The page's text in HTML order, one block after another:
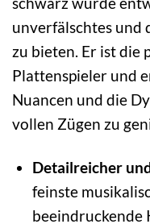
unverfälschtes und
zu bieten. Er ist die
Plattenspieler und
Nuancen und die
vollen Zügen zu
Detailreicher
feinste
beeindruckende